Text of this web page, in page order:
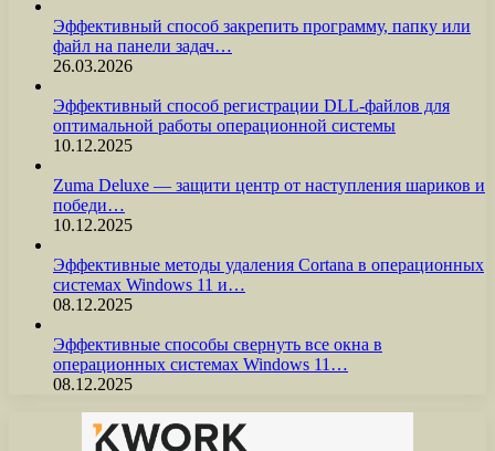
Эффективный способ закрепить программу, папку или
файл на панели задач…
26.03.2026
Эффективный способ регистрации DLL-файлов для
оптимальной работы операционной системы
10.12.2025
Zuma Deluxe — защити центр от наступления шариков и
победи…
10.12.2025
Эффективные методы удаления Cortana в операционных
системах Windows 11 и…
08.12.2025
Эффективные способы свернуть все окна в
операционных системах Windows 11…
08.12.2025